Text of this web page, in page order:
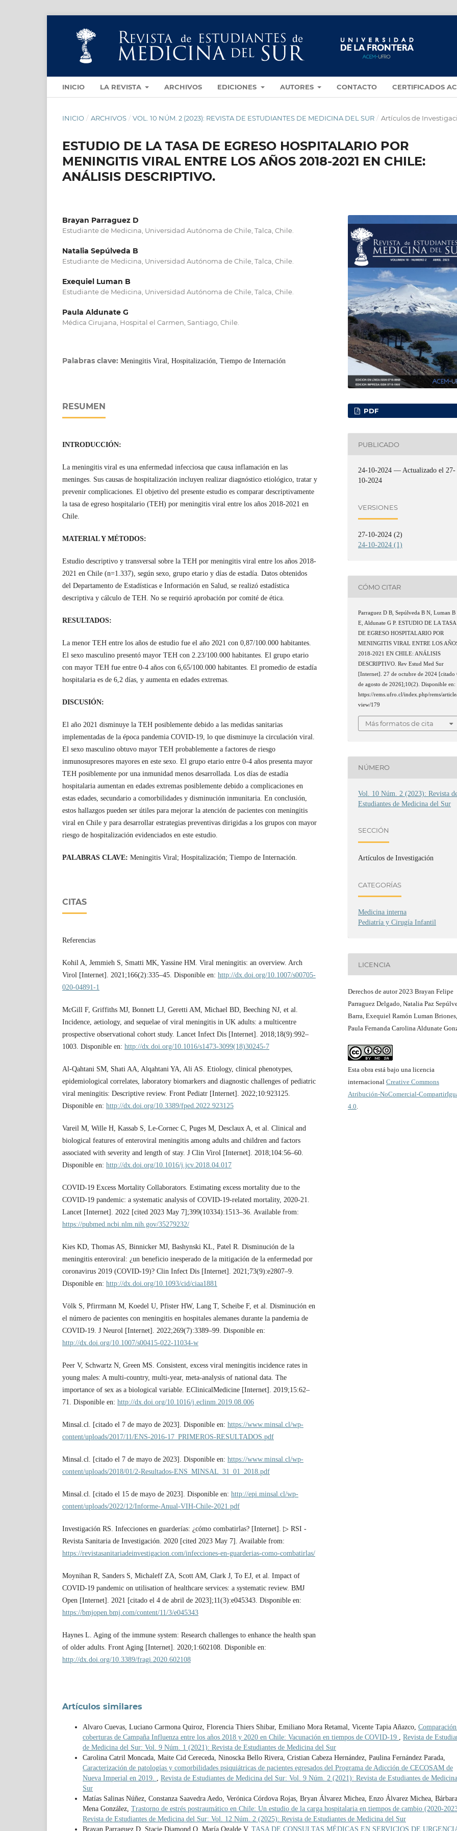
INICIO LA REVISTA ARCHIVOS EDICIONES AUTORES CONTACTO CERTIFICADOS
INICIO / ARCHIVOS / VOL. 10 NÚM. 2 (2023): REVISTA DE ESTUDIANTES DE MEDICINA DEL SUR / Artículos de
ESTUDIO DE LA TASA DE EGRESO HOSPITALARIO POR
MENINGITIS VIRAL ENTRE LOS AÑOS 2018-2021 EN CHILE:
ANÁLISIS DESCRIPTIVO.
Brayan Parraguez D
Estudiante de Medicina, Universidad Autónoma de Chile, Talca, Chile.
Natalia Sepúlveda B
Estudiante de Medicina, Universidad Autónoma de Chile, Talca, Chile.
Exequiel Luman B
Estudiante de Medicina, Universidad Autónoma de Chile, Talca, Chile.
Paula Aldunate G
Médica Cirujana, Hospital el Carmen, Santiago, Chile.
Palabras clave: Meningitis Viral, Hospitalización, Tiempo de Internación
RESUMEN
INTRODUCCIÓN:
La meningitis viral es una enfermedad infecciosa que causa inflamación en las
meninges. Sus causas de hospitalización incluyen realizar diagnóstico etiológico, tratar y
prevenir complicaciones. El objetivo del presente estudio es comparar descriptivamente
la tasa de egreso hospitalario (TEH) por meningitis viral entre los años 2018-2021 en
Chile.
MATERIAL Y MÉTODOS:
Estudio descriptivo y transversal sobre la TEH por meningitis viral entre los años 2018-
2021 en Chile (n=1.337), según sexo, grupo etario y días de estadía. Datos obtenidos
del Departamento de Estadísticas e Información en Salud, se realizó estadística
descriptiva y cálculo de TEH. No se requirió aprobación por comité de ética.
RESULTADOS:
La menor TEH entre los años de estudio fue el año 2021 con 0,87/100.000 habitantes.
El sexo masculino presentó mayor TEH con 2.23/100.000 habitantes. El grupo etario
con mayor TEH fue entre 0-4 años con 6,65/100.000 habitantes. El promedio de estadía
hospitalaria es de 6,2 días, y aumenta en edades extremas.
DISCUSIÓN:
El año 2021 disminuye la TEH posiblemente debido a las medidas sanitarias
implementadas de la época pandemia COVID-19, lo que disminuye la circulación viral.
El sexo masculino obtuvo mayor TEH probablemente a factores de riesgo
inmunosupresores mayores en este sexo. El grupo etario entre 0-4 años presenta mayor
TEH posiblemente por una inmunidad menos desarrollada. Los días de estadía
hospitalaria aumentan en edades extremas posiblemente debido a complicaciones en
estas edades, secundario a comorbilidades y disminución inmunitaria. En conclusión,
estos hallazgos pueden ser útiles para mejorar la atención de pacientes con meningitis
viral en Chile y para desarrollar estrategias preventivas dirigidas a los grupos con mayor
riesgo de hospitalización evidenciados en este estudio.
PALABRAS CLAVE: Meningitis Viral; Hospitalización; Tiempo de Internación.
CITAS
Referencias
Kohil A, Jemmieh S, Smatti MK, Yassine HM. Viral meningitis: an overview. Arch
Virol [Internet]. 2021;166(2):335–45. Disponible en: http://dx.doi.org/10.1007/s00705-
020-04891-1
McGill F, Griffiths MJ, Bonnett LJ, Geretti AM, Michael BD, Beeching NJ, et al.
Incidence, aetiology, and sequelae of viral meningitis in UK adults: a multicentre
prospective observational cohort study. Lancet Infect Dis [Internet]. 2018;18(9):992–
1003. Disponible en: http://dx.doi.org/10.1016/s1473-3099(18)30245-7
Al-Qahtani SM, Shati AA, Alqahtani YA, Ali AS. Etiology, clinical phenotypes,
epidemiological correlates, laboratory biomarkers and diagnostic challenges of pediatric
viral meningitis: Descriptive review. Front Pediatr [Internet]. 2022;10:923125.
Disponible en: http://dx.doi.org/10.3389/fped.2022.923125
Vareil M, Wille H, Kassab S, Le-Cornec C, Puges M, Desclaux A, et al. Clinical and
biological features of enteroviral meningitis among adults and children and factors
associated with severity and length of stay. J Clin Virol [Internet]. 2018;104:56–60.
Disponible en: http://dx.doi.org/10.1016/j.jcv.2018.04.017
COVID-19 Excess Mortality Collaborators. Estimating excess mortality due to the
COVID-19 pandemic: a systematic analysis of COVID-19-related mortality, 2020-21.
Lancet [Internet]. 2022 [cited 2023 May 7];399(10334):1513–36. Available from:
https://pubmed.ncbi.nlm.nih.gov/35279232/
Kies KD, Thomas AS, Binnicker MJ, Bashynski KL, Patel R. Disminución de la
meningitis enteroviral: ¿un beneficio inesperado de la mitigación de la enfermedad por
coronavirus 2019 (COVID-19)? Clin Infect Dis [Internet]. 2021;73(9):e2807–9.
Disponible en: http://dx.doi.org/10.1093/cid/ciaa1881
Völk S, Pfirrmann M, Koedel U, Pfister HW, Lang T, Scheibe F, et al. Disminución en
el número de pacientes con meningitis en hospitales alemanes durante la pandemia de
COVID-19. J Neurol [Internet]. 2022;269(7):3389–99. Disponible en:
http://dx.doi.org/10.1007/s00415-022-11034-w
Peer V, Schwartz N, Green MS. Consistent, excess viral meningitis incidence rates in
young males: A multi-country, multi-year, meta-analysis of national data. The
importance of sex as a biological variable. EClinicalMedicine [Internet]. 2019;15:62–
71. Disponible en: http://dx.doi.org/10.1016/j.eclinm.2019.08.006
Minsal.cl. [citado el 7 de mayo de 2023]. Disponible en: https://www.minsal.cl/wp-
content/uploads/2017/11/ENS-2016-17_PRIMEROS-RESULTADOS.pdf
Minsal.cl. [citado el 7 de mayo de 2023]. Disponible en: https://www.minsal.cl/wp-
content/uploads/2018/01/2-Resultados-ENS_MINSAL_31_01_2018.pdf
Minsal.cl. [citado el 15 de mayo de 2023]. Disponible en: http://epi.minsal.cl/wp-
content/uploads/2022/12/Informe-Anual-VIH-Chile-2021.pdf
Investigación RS. Infecciones en guarderías: ¿cómo combatirlas? [Internet]. ▷ RSI -
Revista Sanitaria de Investigación. 2020 [cited 2023 May 7]. Available from:
https://revistasanitariadeinvestigacion.com/infecciones-en-guarderias-como-combatirlas/
Moynihan R, Sanders S, Michaleff ZA, Scott AM, Clark J, To EJ, et al. Impact of
COVID-19 pandemic on utilisation of healthcare services: a systematic review. BMJ
Open [Internet]. 2021 [citado el 4 de abril de 2023];11(3):e045343. Disponible en:
https://bmjopen.bmj.com/content/11/3/e045343
Haynes L. Aging of the immune system: Research challenges to enhance the health span
of older adults. Front Aging [Internet]. 2020;1:602108. Disponible en:
http://dx.doi.org/10.3389/fragi.2020.602108
PDF
PUBLICADO
24-10-2024 — Actualizado el 27-
10-2024
VERSIONES
27-10-2024 (2)
24-10-2024 (1)
CÓMO CITAR
Parraguez D B, Sepúlveda B N, Luman B
E, Aldunate G P. ESTUDIO DE LA TASA
DE EGRESO HOSPITALARIO POR
MENINGITIS VIRAL ENTRE LOS
2018-2021 EN CHILE: ANÁLISIS
DESCRIPTIVO. Rev Estud Med Sur
[Internet]. 27 de octubre de 2024 [citado
de agosto de 2026];10(2). Disponible en:
https://rems.ufro.cl/index.php/rems/
view/179
Más formatos de cita
NÚMERO
Vol. 10 Núm. 2 (2023): Revista
Estudiantes de Medicina del Sur
SECCIÓN
Artículos de Investigación
CATEGORÍAS
Medicina interna
Pediatría y Cirugía Infantil
LICENCIA
Derechos de autor 2023 Brayan Felipe
Parraguez Delgado, Natalia Paz
Barra, Exequiel Ramón Luman Briones,
Paula Fernanda Carolina Aldunate
Esta obra está bajo una licencia
internacional Creative Commons
Atribución-NoComercial-
4.0.
Artículos similares
Alvaro Cuevas, Luciano Carmona Quiroz, Florencia Thiers Shibar, Emiliano Mora Retamal, Vicente Tapia Añazco,
coberturas de Campaña Influenza entre los años 2018 y 2020 en Chile: Vacunación en tiempos de COVID-19 , Revista de
de Medicina del Sur: Vol. 9 Núm. 1 (2021): Revista de Estudiantes de Medicina del Sur
Carolina Catril Moncada, Maite Cid Cereceda, Ninoscka Bello Rivera, Cristian Cabeza Hernández, Paulina Fernández Parada,
Caracterización de patologías y comorbilidades psiquiátricas de pacientes egresados del Programa de Adicción de CECOSAM de
Nueva Imperial en 2019. , Revista de Estudiantes de Medicina del Sur: Vol. 9 Núm. 2 (2021): Revista de Estudiantes de
Sur
Matías Salinas Núñez, Constanza Saavedra Aedo, Verónica Córdova Rojas, Bryan Álvarez Michea, Enzo Álvarez Michea, Bárbara
Mena González, Trastorno de estrés postraumático en Chile: Un estudio de la carga hospitalaria en tiempos de cambio (2020-
Revista de Estudiantes de Medicina del Sur: Vol. 12 Núm. 2 (2025): Revista de Estudiantes de Medicina del Sur
Brayan Parraguez D, Stacie Diamond O, María Ogalde V, TASA DE CONSULTAS MÉDICAS EN SERVICIOS DE